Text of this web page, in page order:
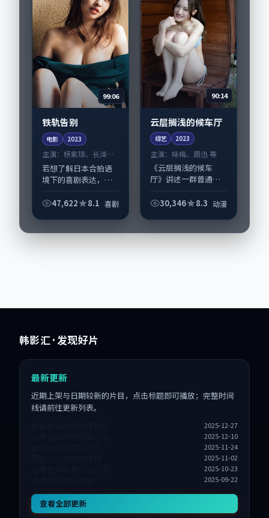
99:06
铁轨告别
电影 2023
主演： 杨紫琼、长泽雅
美 等
若想了解日本合拍语
境下的喜剧表达，
注：剧情侧重人物动
美与配角群戏并重。
47,622 8.1 喜剧
90:14
云层搁浅的候车厅
综艺 2023
主演： 咏梅、周迅 等
《云层搁浅的候车
厅》讲述一群普通人
写人生轨迹的故事，
导演贾樟柯擅长留白
30,346 8.3 动漫
韩影汇 · 发现好片
最新更新
近期上架与日期较新的片目，点击标题即可播放；完整时间
线请前往更新列表。
2025-12-27
2025-12-10
2025-11-24
2025-11-02
2025-10-23
2025-09-22
查看全部更新